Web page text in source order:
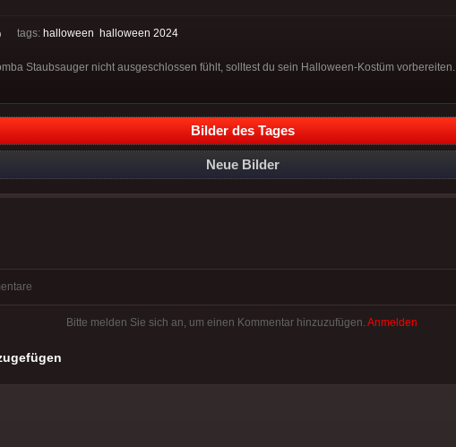
tags: halloween halloween 2024
Staubsauger nicht ausgeschlossen fühlt, solltest du sein Halloween-Kostüm vorbereiten.
Bilder des Tages
Neue Bilder
Bitte melden Sie sich an, um einen Kommentar hinzuzufügen. Anmelden